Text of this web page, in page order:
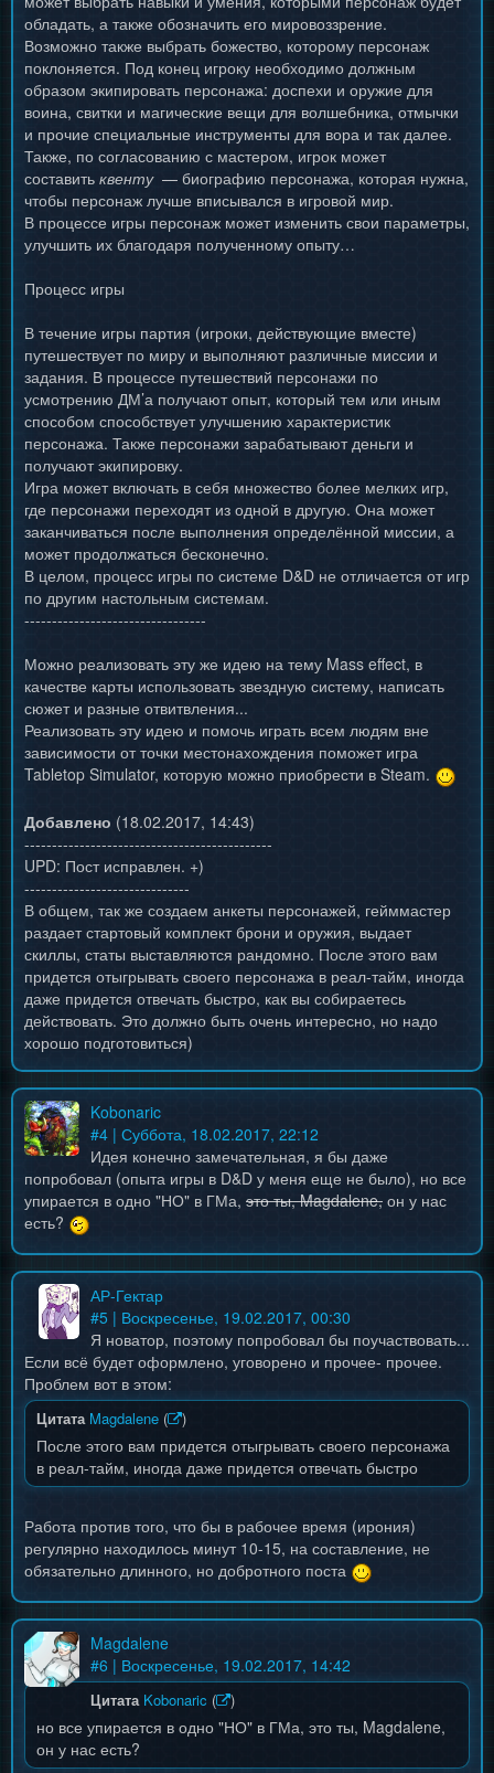
обладать, а также обозначить его мировоззрение.
Возможно также выбрать божество, которому персонаж
поклоняется. Под конец игроку необходимо должным
образом экипировать персонажа: доспехи и оружие для
воина, свитки и магические вещи для волшебника, отмычки
и прочие специальные инструменты для вора и так далее.
Также, по согласованию с мастером, игрок может
составить квенту— биографию персонажа, которая нужна,
чтобы персонаж лучше вписывался в игровой мир.
В процессе игры персонаж может изменить свои параметры,
улучшить их благодаря полученному опыту…
Процесс игры
В течение игры партия (игроки, действующие вместе)
путешествует по миру и выполняют различные миссии и
задания. В процессе путешествий персонажи по
усмотрению ДМ’а получают опыт, который тем или иным
способом способствует улучшению характеристик
персонажа. Также персонажи зарабатывают деньги и
получают экипировку.
Игра может включать в себя множество более мелких игр,
где персонажи переходят из одной в другую. Она может
заканчиваться после выполнения определённой миссии, а
может продолжаться бесконечно.
В целом, процесс игры по системе D&D не отличается от игр
по другим настольным системам.
---------------------------------
Можно реализовать эту же идею на тему Mass effect, в
качестве карты использовать звездную систему, написать
сюжет и разные отвитвления...
Реализовать эту идею и помочь играть всем людям вне
зависимости от точки местонахождения поможет игра
Tabletop Simulator, которую можно приобрести в Steam.
Добавлено (18.02.2017, 14:43)
---------------------------------------------
UPD: Пост исправлен. +)
------------------------------
В общем, так же создаем анкеты персонажей, гейммастер
раздает стартовый комплект брони и оружия, выдает
скиллы, статы выставляются рандомно. После этого вам
придется отыгрывать своего персонажа в реал-тайм, иногда
даже придется отвечать быстро, как вы собираетесь
действовать. Это должно быть очень интересно, но надо
хорошо подготовиться)
Kobonaric
#4 | Суббота, 18.02.2017, 22:12
Идея конечно замечательная, я бы даже
попробовал (опыта игры в D&D у меня еще не было), но все
упирается в одно "НО" в ГМа, это ты, Magdalene, он у нас
есть?
АР-Гектар
#5 | Воскресенье, 19.02.2017, 00:30
Я новатор, поэтому попробовал бы поучаствовать...
Если всё будет оформлено, уговорено и прочее- прочее.
Проблем вот в этом:
Цитата Magdalene ( )
После этого вам придется отыгрывать своего персонажа
в реал-тайм, иногда даже придется отвечать быстро
Работа против того, что бы в рабочее время (ирония)
регулярно находилось минут 10-15, на составление, не
обязательно длинного, но добротного поста
Magdalene
#6 | Воскресенье, 19.02.2017, 14:42
Цитата Kobonaric ( )
но все упирается в одно "НО" в ГМа, это ты, Magdalene,
он у нас есть?